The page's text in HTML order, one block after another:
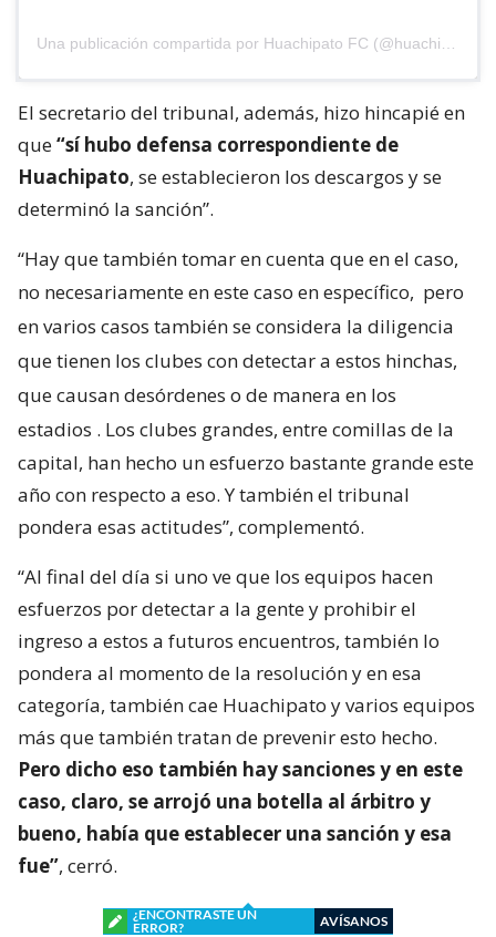
El secretario del tribunal, además, hizo hincapié en
que“sí hubo defensa correspondiente de
Huachipato, se establecieron los descargos y se
determinó la sanción”.
“Hay que también tomar en cuenta que en el caso,
no necesariamente en este caso en específico, pero
en varios casos también se considera la diligencia
que tienen los clubes con detectar a estos hinchas,
que causan desórdenes o de manera en los
estadios . Los clubes grandes, entre comillas de la
capital, han hecho un esfuerzo bastante grande este
año con respecto a eso. Y también el tribunal
pondera esas actitudes”, complementó.
“Al final del día si uno ve que los equipos hacen
esfuerzos por detectar a la gente y prohibir el
ingreso a estos a futuros encuentros, también lo
pondera al momento de la resolución y en esa
categoría, también cae Huachipato y varios equipos
más que también tratan de prevenir esto hecho.
Pero dicho eso también hay sanciones y en este
caso, claro, se arrojó una botella al árbitro y
bueno, había que establecer una sanción y esa
fue”, cerró.
¿ENCONTRASTE UN
ERROR?
AVÍSANOS